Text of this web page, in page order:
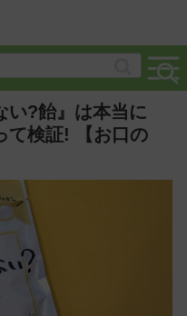
い?飴』は本当に
て検証! 【お口の